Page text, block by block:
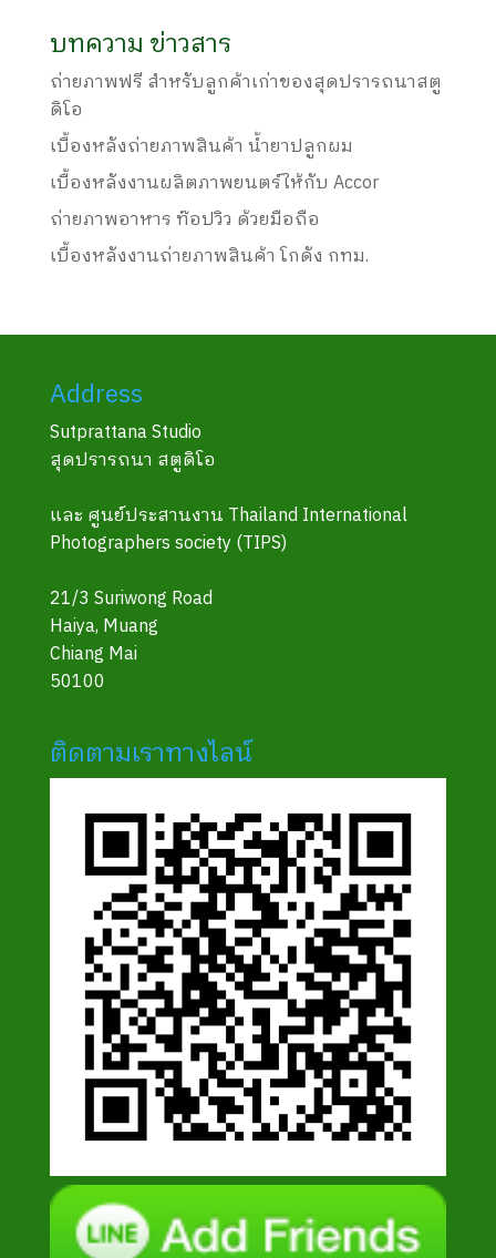
บทความ ข่าวสาร
ถ่ายภาพฟรี สำหรับลูกค้าเก่าของสุดปรารถนาสตู
ดิโอ
เบื้องหลังถ่ายภาพสินค้า น้ำยาปลูกผม
เบื้องหลังงานผลิตภาพยนตร์ให้กับ Accor
ถ่ายภาพอาหาร ท๊อปวิว ด้วยมือถือ
เบื้องหลังงานถ่ายภาพสินค้า โกดัง กทม.
Address
Sutprattana Studio
สุดปรารถนา สตูดิโอ
และ ศูนย์ประสานงาน Thailand International
Photographers society (TIPS)
21/3 Suriwong Road
Haiya, Muang
Chiang Mai
50100
ติดตามเราทางไลน์